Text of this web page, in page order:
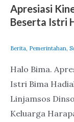
Apresiasi
Beserta Istri
Berita, Pemerintahan,
Halo Bima.
Istri Bima
Linjamsos
Keluarga